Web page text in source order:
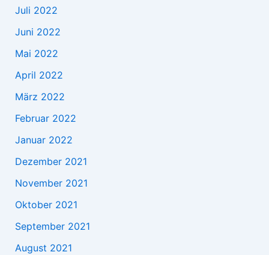
Juli 2022
Juni 2022
Mai 2022
April 2022
März 2022
Februar 2022
Januar 2022
Dezember 2021
November 2021
Oktober 2021
September 2021
August 2021